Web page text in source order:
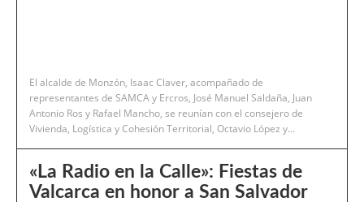
El alcalde de Monzón, Isaac Claver, acompañado de
representantes de SAMCA y Ercros, José Manuel Saldaña, Juan
Antonio Ros y Rafael Mancho, se reunían con el consejero de
Vivienda, Logística y Cohesión Territorial, Octavio López y...
«La Radio en la Calle»: Fiestas de
Valcarca en honor a San Salvador